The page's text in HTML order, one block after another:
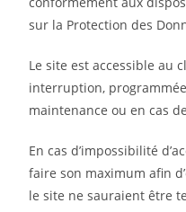
sur la Protection des
Le site est accessible au
interruption,
maintenance ou en cas
En cas d’impossibilité
faire son maximum afin
le site ne sauraient être